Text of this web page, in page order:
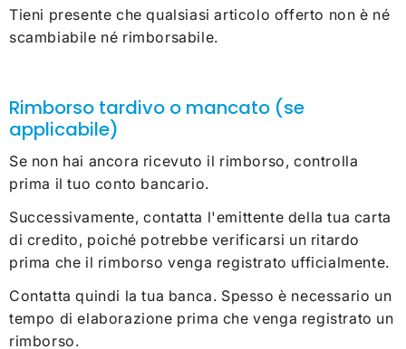
Tieni presente che qualsiasi articolo offerto non è né
scambiabile né rimborsabile.
Rimborso tardivo o mancato (se
applicabile)
Se non hai ancora ricevuto il rimborso, controlla
prima il tuo conto bancario.
Successivamente, contatta l'emittente della tua carta
di credito, poiché potrebbe verificarsi un ritardo
prima che il rimborso venga registrato ufficialmente.
Contatta quindi la tua banca. Spesso è necessario un
tempo di elaborazione prima che venga registrato un
rimborso.